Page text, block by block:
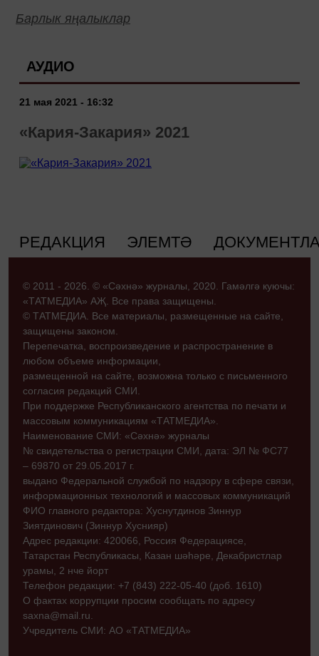
Барлык яңалыклар
АУДИО
21 мая 2021 - 16:32
«Кария-Закария» 2021
РЕДАКЦИЯ ЭЛЕМТӘ
© 2011 - 2026. © «Сәхнә» журналы, 2020. Гамәлгә куючы:
«ТАТМЕДИА» АҖ. Все права защищены.
© ТАТМЕДИА. Все материалы, размещенные на сайте,
защищены законом.
Перепечатка, воспроизведение и распространение в
любом объеме информации,
размещенной на сайте, возможна только с письменного
согласия редакций СМИ.
При поддержке Республиканского агентства по печати и
массовым коммуникациям «ТАТМЕДИА».
Наименование СМИ: «Сәхнә» журналы
№ свидетельства о регистрации СМИ, дата: ЭЛ № ФС77
– 69870 от 29.05.2017 г.
выдано Федеральной службой по надзору в сфере связи,
информационных технологий и массовых коммуникаций
ФИО главного редактора: Хуснутдинов Зиннур
Зиятдинович (Зиннур Хуснияр)
Адрес редакции: 420066, Россия Федерациясе,
Татарстан Республикасы, Казан шәһәре, Декабристлар
урамы, 2 нче йорт
Телефон редакции: +7 (843) 222-05-40 (доб. 1610)
О фактах коррупции просим сообщать по адресу
saxna@mail.ru.
Учредитель СМИ: АО «ТАТМЕДИА»